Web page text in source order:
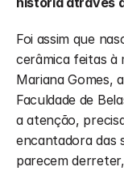
Foi assim que
cerâmica feitas à
Mariana Gomes,
Faculdade de
a atenção,
encantadora das
parecem